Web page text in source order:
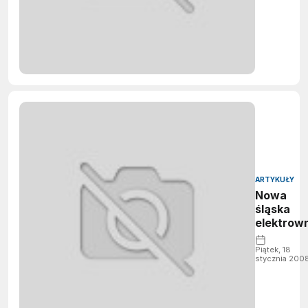
ARTYKUŁY
Nowa
śląska
Piątek, 18
stycznia